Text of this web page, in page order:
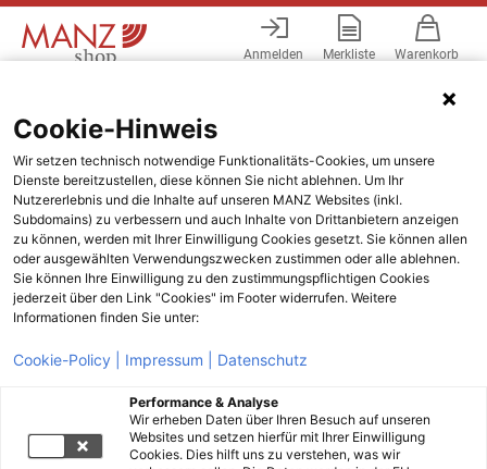
Anmelden Merkliste Warenkorb
Cookie-Hinweis
Wir setzen technisch notwendige Funktionalitäts-Cookies, um unsere
Dienste bereitzustellen, diese können Sie nicht ablehnen. Um Ihr
Nutzererlebnis und die Inhalte auf unseren MANZ Websites (inkl.
Subdomains) zu verbessern und auch Inhalte von Drittanbietern anzeigen
zu können, werden mit Ihrer Einwilligung Cookies gesetzt. Sie können allen
oder ausgewählten Verwendungszwecken zustimmen oder alle ablehnen.
Sie können Ihre Einwilligung zu den zustimmungspflichtigen Cookies
jederzeit über den Link "Cookies" im Footer widerrufen. Weitere
Informationen finden Sie unter:
Cookie-Policy | Impressum | Datenschutz
Performance & Analyse
Wir erheben Daten über Ihren Besuch auf unseren
Websites und setzen hierfür mit Ihrer Einwilligung
Cookies. Dies hilft uns zu verstehen, was wir